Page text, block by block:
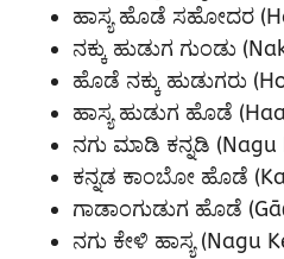
ಹಾಸ್ಯ ಹೊಡೆ ಸಹೋದರ
ನಕ್ಕು ಹುಡುಗ ಗುಂಡು
ಹೊಡೆ ನಕ್ಕು ಹುಡುಗರು
ಹಾಸ್ಯ ಹುಡುಗ ಹೊಡೆ
ನಗು ಮಾಡಿ ಕನ್ನಡಿ
ಕನ್ನಡ ಕಾಂಬೋ ಹೊಡೆ
ಗಾಡಾಂಗುಡುಗ ಹೊಡೆ
ನಗು ಕೇಳಿ ಹಾಸ್ಯ (Nagu